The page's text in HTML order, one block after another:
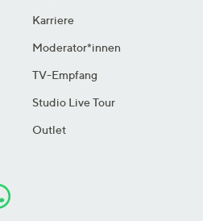
Karriere
Moderator*innen
TV-Empfang
Studio Live Tour
Outlet